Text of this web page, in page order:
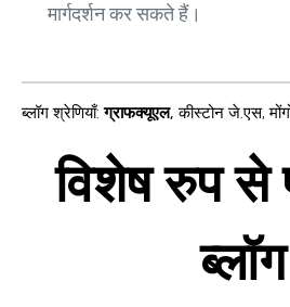
मार्गदर्शन कर सकते हैं।
ब्लॉग श्रेणियाँ: ग्राफक्यूएल, कीस्टोन जे.एस,
विशेष रुप से
ब्लॉग